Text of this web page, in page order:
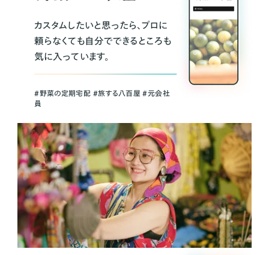
カスタムしたいと思ったら、プロに
頼らなくても自分でできるところも
気に入っています。
＃野菜の定期宅配 ＃旅する八百屋 ＃元会社
員